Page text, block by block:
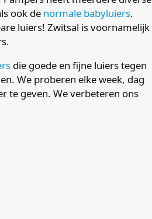
ook de normale babyluiers.
luiers! Zwitsal is voornamelijk
die goede en fijne luiers tegen
We proberen elke week, dag
te geven. We verbeteren ons